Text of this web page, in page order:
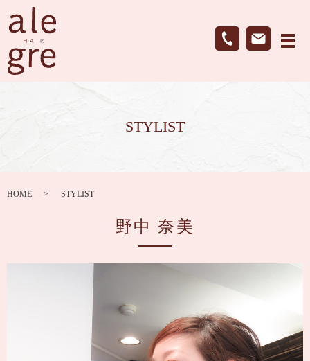
メ
STYLIST
HOME STYLIST
野中 奈美